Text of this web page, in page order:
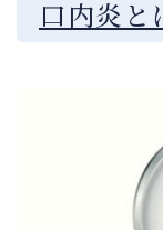
口内炎と